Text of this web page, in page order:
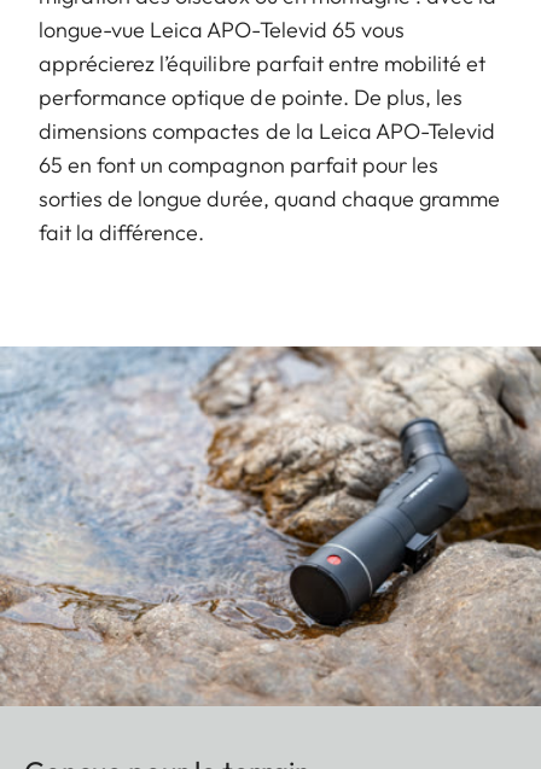
longue-vue Leica APO-Televid 65 vous
apprécierez l’équilibre parfait entre mobilité et
performance optique de pointe. De plus, les
dimensions compactes de la Leica APO-Televid
65 en font un compagnon parfait pour les
sorties de longue durée, quand chaque gramme
fait la différence.